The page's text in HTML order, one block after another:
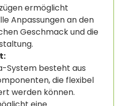
ermöglicht
Anpassungen an den
Geschmack und die
System besteht aus
die flexibel
werden können.